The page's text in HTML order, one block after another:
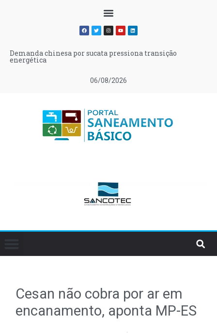
06/08/2026
Demanda chinesa por sucata pressiona transição
energética
Cesan não cobra por ar em
encanamento, aponta MP-ES